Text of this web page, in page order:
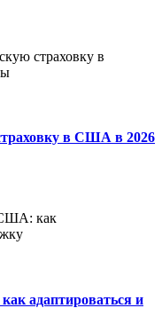
в США в 2026
адаптироваться и